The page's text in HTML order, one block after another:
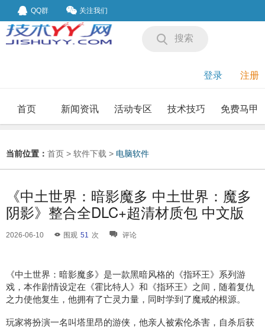
QQ群 关注我们
搜索
登录 注册
首页 新闻资讯 活动专区 技术技巧 免费马甲
当前位置： 首页 > 软件下载 > 电脑软件
《中土世界：暗影魔多 中土世界：魔多
阴影》整合全DLC+超清材质包 中文版
2026-06-10 围观 51 次 评论
《中土世界：暗影魔多》是一款黑暗风格的《指环王》系列游
戏，本作剧情设定在《霍比特人》和《指环王》之间，随着复仇
之力使他复生，他拥有了亡灵力量，同时学到了魔戒的根源。
玩家将扮演一名叫塔里昂的游侠，他亲人被索伦杀害，自杀后获